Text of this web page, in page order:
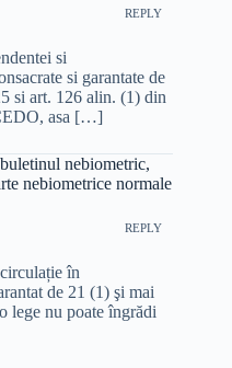
REPLY
si
si garantate de
si art. 126 alin. (1) din
asa […]
nebiometric,
nebiometrice normale
REPLY
în
de 21 (1) şi mai
lege nu poate îngrădi